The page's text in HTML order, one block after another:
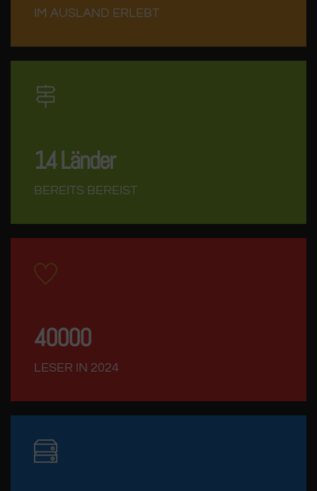
IM AUSLAND ERLEBT
14Länder
BEREITS BEREIST
40000
LESER IN 2024